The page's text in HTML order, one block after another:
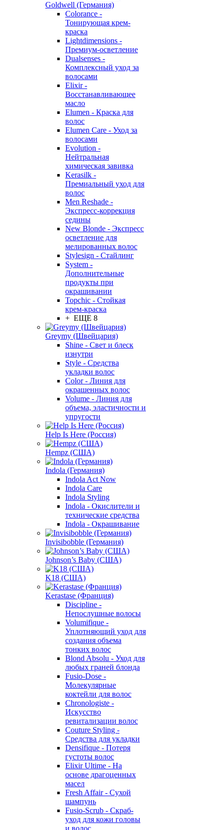
Goldwell (Германия)
Colorance -
Тонирующая крем-
краска
Lightdimensions -
Премиум-осветление
Dualsenses -
Комплексный уход за
волосами
Elixir -
Восстанавливающее
масло
Elumen - Краска для
волос
Elumen Care - Уход за
волосами
Evolution -
Нейтральная
химическая завивка
Kerasilk -
Премиальный уход для
волос
Men Reshade -
Экспресс-коррекция
седины
New Blonde - Экспресс
осветление для
мелированных волос
Stylesign - Стайлинг
System -
Дополнительные
продукты при
окрашивании
Topchic - Стойкая
крем-краска
+ ЕЩЕ 8
Greymy (Швейцария)
Shine - Свет и блеск
изнутри
Style - Средства
укладки волос
Color - Линия для
окрашенных волос
Volume - Линия для
объема, эластичности и
упругости
Help Is Here (Россия)
Hempz (США)
Indola (Германия)
Indola Act Now
Indola Care
Indola Styling
Indola - Окислители и
технические средства
Indola - Окрашивание
Invisibobble (Германия)
Johnson’s Baby (США)
K18 (США)
Kerastase (Франция)
Discipline -
Непослушные волосы
Volumifique -
Уплотняющий уход для
создания объема
тонких волос
Blond Absolu - Уход для
любых граней блонда
Fusio-Dose -
Молекулярные
коктейли для волос
Chronologiste -
Искусство
ревитализации волос
Couture Styling -
Средства для укладки
Densifique - Потеря
густоты волос
Elixir Ultime - На
основе драгоценных
масел
Fresh Affair - Сухой
шампунь
Fusio-Scrub - Скраб-
уход для кожи головы
и волос